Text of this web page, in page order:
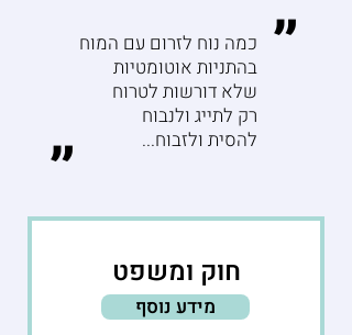
כמה נוח לזרום עם המוח
בהתניות אוטומטיות
שלא דורשות לטרוח
רק לתייג ולנבוח
להסית ולזבוח...
״
״
חוק ומשפט
מידע נוסף